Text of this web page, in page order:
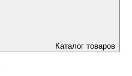
Каталог товаров